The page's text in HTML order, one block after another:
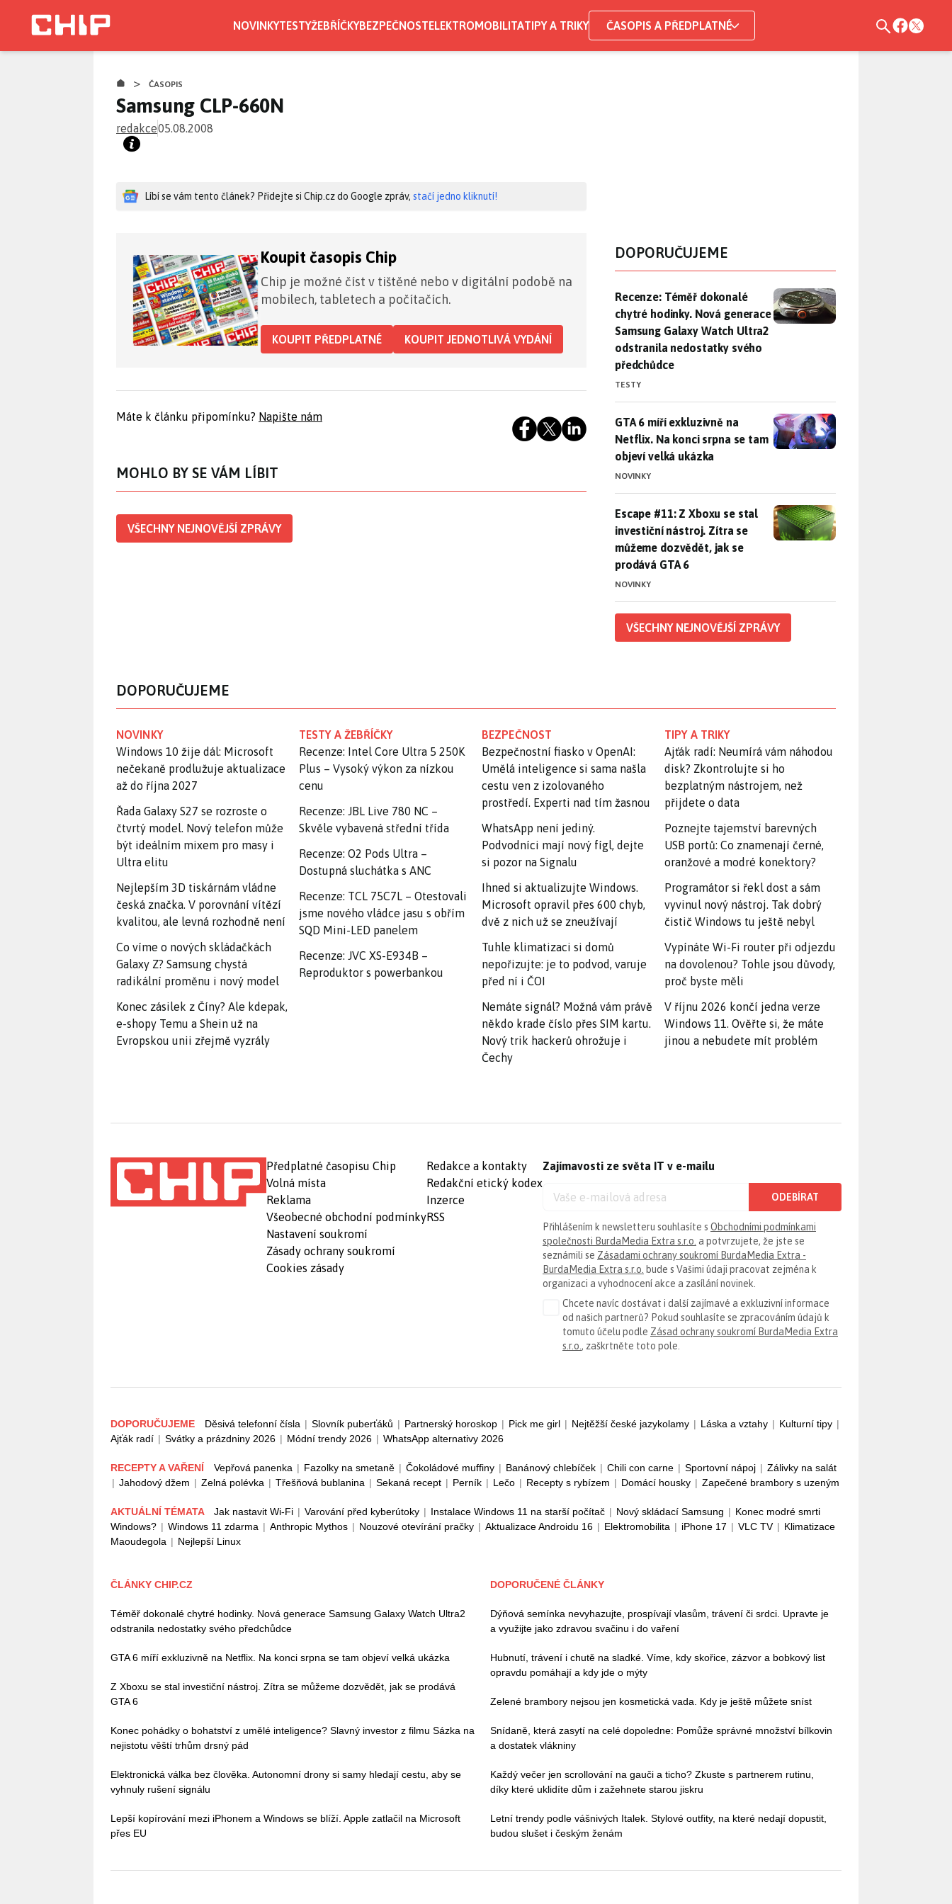
NOVINKYTESTYŽEBŘÍČKYBEZPEČNOSTELEKTROMOBILITATIPY A TRIKY ČASOPIS A PŘEDPLATNÉ
> ČASOPIS
Samsung CLP-660N
redakce05.08.2008
Líbí se vám tento článek? Přidejte si Chip.cz do Google zpráv, stačí jedno kliknutí!
Koupit časopis Chip
Chip je možné číst v tištěné nebo v digitální podobě na
mobilech, tabletech a počítačích.
KOUPIT PŘEDPLATNÉ KOUPIT JEDNOTLIVÁ VYDÁNÍ
Máte k článku připomínku? Napište nám
MOHLO BY SE VÁM LÍBIT
VŠECHNY NEJNOVĚJŠÍ ZPRÁVY
DOPORUČUJEME
Recenze: Téměř dokonalé chytré hodinky. Nová generace
Recenze: Téměř dokonalé
chytré hodinky. Nová generace
Samsung Galaxy Watch Ultra2
odstranila nedostatky svého
předchůdce
TESTY
GTA 6 míří exkluzivně na Netflix. Na konci srpna se tam objeví
GTA 6 míří exkluzivně na
Netflix. Na konci srpna se tam
objeví velká ukázka
NOVINKY
Escape #11: Z Xboxu se stal investiční nástroj. Zítra se můžeme
Escape #11: Z Xboxu se stal
investiční nástroj. Zítra se
můžeme dozvědět, jak se
prodává GTA 6
NOVINKY
VŠECHNY NEJNOVĚJŠÍ ZPRÁVY
DOPORUČUJEME
NOVINKY
Windows 10 žije dál: Microsoft
nečekaně prodlužuje aktualizace
až do října 2027
Řada Galaxy S27 se rozroste o
čtvrtý model. Nový telefon může
být ideálním mixem pro masy i
Ultra elitu
Nejlepším 3D tiskárnám vládne
česká značka. V porovnání vítězí
kvalitou, ale levná rozhodně není
Co víme o nových skládačkách
Galaxy Z? Samsung chystá
radikální proměnu i nový model
Konec zásilek z Číny? Ale kdepak,
e-shopy Temu a Shein už na
Evropskou unii zřejmě vyzrály
TESTY A ŽEBŘÍČKY
Recenze: Intel Core Ultra 5 250K
Plus – Vysoký výkon za nízkou
cenu
Recenze: JBL Live 780 NC –
Skvěle vybavená střední třída
Recenze: O2 Pods Ultra –
Dostupná sluchátka s ANC
Recenze: TCL 75C7L – Otestovali
jsme nového vládce jasu s obřím
SQD Mini-LED panelem
Recenze: JVC XS-E934B –
Reproduktor s powerbankou
BEZPEČNOST
Bezpečnostní fiasko v OpenAI:
Umělá inteligence si sama našla
cestu ven z izolovaného
prostředí. Experti nad tím žasnou
WhatsApp není jediný.
Podvodníci mají nový fígl, dejte
si pozor na Signalu
Ihned si aktualizujte Windows.
Microsoft opravil přes 600 chyb,
dvě z nich už se zneužívají
Tuhle klimatizaci si domů
nepořizujte: je to podvod, varuje
před ní i ČOI
Nemáte signál? Možná vám právě
někdo krade číslo přes SIM kartu.
Nový trik hackerů ohrožuje i
Čechy
TIPY A TRIKY
Ajťák radí: Neumírá vám náhodou
disk? Zkontrolujte si ho
bezplatným nástrojem, než
přijdete o data
Poznejte tajemství barevných
USB portů: Co znamenají černé,
oranžové a modré konektory?
Programátor si řekl dost a sám
vyvinul nový nástroj. Tak dobrý
čistič Windows tu ještě nebyl
Vypínáte Wi-Fi router při odjezdu
na dovolenou? Tohle jsou důvody,
proč byste měli
V říjnu 2026 končí jedna verze
Windows 11. Ověřte si, že máte
jinou a nebudete mít problém
Předplatné časopisu Chip
Volná místa
Reklama
Všeobecné obchodní podmínky
Nastavení soukromí
Zásady ochrany soukromí
Cookies zásady
Redakce a kontakty
Redakční etický kodex
Inzerce
RSS
Zajímavosti ze světa IT v e-mailu
ODEBÍRAT
Přihlášením k newsletteru souhlasíte s Obchodními podmínkami
společnosti BurdaMedia Extra s.r.o. a potvrzujete, že jste se
seznámili se Zásadami ochrany soukromí BurdaMedia Extra -
BurdaMedia Extra s.r.o. bude s Vašimi údaji pracovat zejména k
organizaci a vyhodnocení akce a zasílání novinek.
Chcete navíc dostávat i další zajímavé a exkluzivní informace
od našich partnerů? Pokud souhlasíte se zpracováním údajů k
tomuto účelu podle Zásad ochrany soukromí BurdaMedia Extra
s.r.o. , zaškrtněte toto pole.
DOPORUČUJEME Děsivá telefonní čísla | Slovník puberťáků | Partnerský horoskop | Pick me girl | Nejtěžší české jazykolamy | Láska a vztahy | Kulturní tipy |
Ajťák radí | Svátky a prázdniny 2026 | Módní trendy 2026 | WhatsApp alternativy 2026
RECEPTY A VAŘENÍ Vepřová panenka | Fazolky na smetaně | Čokoládové muffiny | Banánový chlebíček | Chili con carne | Sportovní nápoj | Zálivky na salát
| Jahodový džem | Zelná polévka | Třešňová bublanina | Sekaná recept | Perník | Lečo | Recepty s rybízem | Domácí housky | Zapečené brambory s uzeným
AKTUÁLNÍ TÉMATA Jak nastavit Wi-Fi | Varování před kyberútoky | Instalace Windows 11 na starší počítač | Nový skládací Samsung | Konec modré smrti
Windows? | Windows 11 zdarma | Anthropic Mythos | Nouzové otevírání pračky | Aktualizace Androidu 16 | Elektromobilita | iPhone 17 | VLC TV | Klimatizace
Maoudegola | Nejlepší Linux
ČLÁNKY CHIP.CZ
Téměř dokonalé chytré hodinky. Nová generace Samsung Galaxy Watch Ultra2
odstranila nedostatky svého předchůdce
GTA 6 míří exkluzivně na Netflix. Na konci srpna se tam objeví velká ukázka
Z Xboxu se stal investiční nástroj. Zítra se můžeme dozvědět, jak se prodává
GTA 6
Konec pohádky o bohatství z umělé inteligence? Slavný investor z filmu Sázka na
nejistotu věští trhům drsný pád
Elektronická válka bez člověka. Autonomní drony si samy hledají cestu, aby se
vyhnuly rušení signálu
Lepší kopírování mezi iPhonem a Windows se blíží. Apple zatlačil na Microsoft
přes EU
DOPORUČENÉ ČLÁNKY
Dýňová semínka nevyhazujte, prospívají vlasům, trávení či srdci. Upravte je
a využijte jako zdravou svačinu i do vaření
Hubnutí, trávení i chutě na sladké. Víme, kdy skořice, zázvor a bobkový list
opravdu pomáhají a kdy jde o mýty
Zelené brambory nejsou jen kosmetická vada. Kdy je ještě můžete sníst
Snídaně, která zasytí na celé dopoledne: Pomůže správné množství bílkovin
a dostatek vlákniny
Každý večer jen scrollování na gauči a ticho? Zkuste s partnerem rutinu,
díky které uklidíte dům i zažehnete starou jiskru
Letní trendy podle vášnivých Italek. Stylové outfity, na které nedají dopustit,
budou slušet i českým ženám